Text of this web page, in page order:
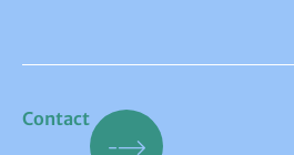
Contact